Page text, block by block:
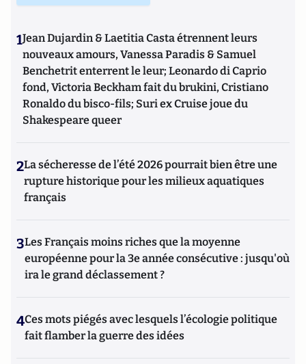
1Jean Dujardin & Laetitia Casta étrennent leurs
nouveaux amours, Vanessa Paradis & Samuel
Benchetrit enterrent le leur; Leonardo di Caprio
fond, Victoria Beckham fait du brukini, Cristiano
Ronaldo du bisco-fils; Suri ex Cruise joue du
Shakespeare queer
2La sécheresse de l’été 2026 pourrait bien être une
rupture historique pour les milieux aquatiques
français
3Les Français moins riches que la moyenne
européenne pour la 3e année consécutive : jusqu'où
ira le grand déclassement ?
4Ces mots piégés avec lesquels l’écologie politique
fait flamber la guerre des idées